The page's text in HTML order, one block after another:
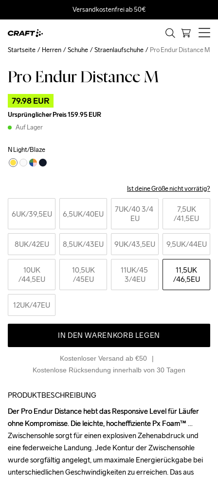
Versandkostenfrei ab 50€
Pro Endur Distance M
79.98 EUR
Ursprünglicher Preis159.95 EUR
Auf Lager
N Light/Blaze
Ist deine Größe nicht vorrätig?
6UK/39,5EU 6,5UK/40EU 7UK/40 3/4
EU
7,5UK
/41,5EU
8UK/42EU 8,5UK/43EU 9UK/43,5EU 9,5UK/44EU
10UK
/44,5EU
10,5UK
/45EU
11UK/45
3/4EU
11,5UK
/46,5EU
12UK/47EU
IN DEN WARENKORB LEGEN
Kostenloser Versand ab €50
Kostenlose Rücksendung innerhalb von 30 Tagen
Startseite Herren Schuhe Straenlaufschuhe Pro Endur Distance M
Outlet
PRODUKTBESCHREIBUNG
Der Pro Endur Distance hebt das Responsive Level für Läufer
ohne Kompromisse. Die leichte, hocheffiziente Px Foam™
Zwischensohle sorgt für einen explosiven Zehenabdruck und
eine federweiche Landung. Jede Kontur der Zwischensohle
wurde sorgfältig angelegt, um maximale Energierückgabe bei
unterschiedlichen Geschwindigkeiten zu erreichen. Das aus
Der Pro Endur Distance hebt das Responsive Level für Läufer
ohne Kompromisse. Die leichte, hocheffiziente Px Foam™
Zwischensohle sorgt für einen explosiven Zehenabdruck und
eine federweiche Landung. Jede Kontur der Zwischensohle
wurde sorgfältig angelegt, um maximale Energierückgabe bei
unterschiedlichen Geschwindigkeiten zu erreichen. Das aus